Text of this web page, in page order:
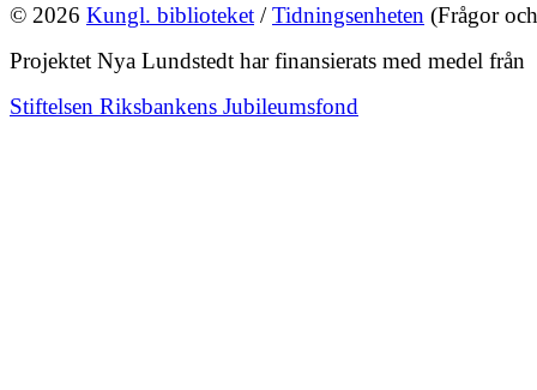
© 2026 Kungl. biblioteket /Tidningsenheten (Frågor
Projektet Nya Lundstedt har finansierats med medel från
Stiftelsen Riksbankens Jubileumsfond